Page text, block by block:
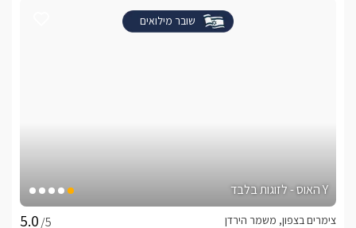
שובר מילואים
Y האוס - לזוגות בלבד
/5
צימרים בצפון, משמר הירדן